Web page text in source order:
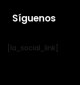
Síguenos
[la_social_link]